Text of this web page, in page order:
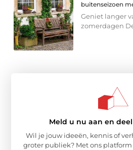
buitenseizoen
Geniet langer
zomerdagen
Meld u nu aan en
Wil je jouw ideeën, kennis of
groter publiek? Met ons